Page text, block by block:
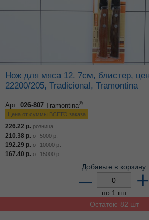
Нож для мяса 12. 7см, блистер, цена за 2шт. ,
22200/205, Tradicional, Tramontina
Арт: 026-807 Tramontina®
Цена от суммы ВСЕГО заказа
226.22 р. розница
210.38 р. от 5000 р.
192.29 р. от 10000 р.
167.40 р. от 15000 р.
Добавьте в корзину
– +
по 1 шт
Остаток: 82 шт